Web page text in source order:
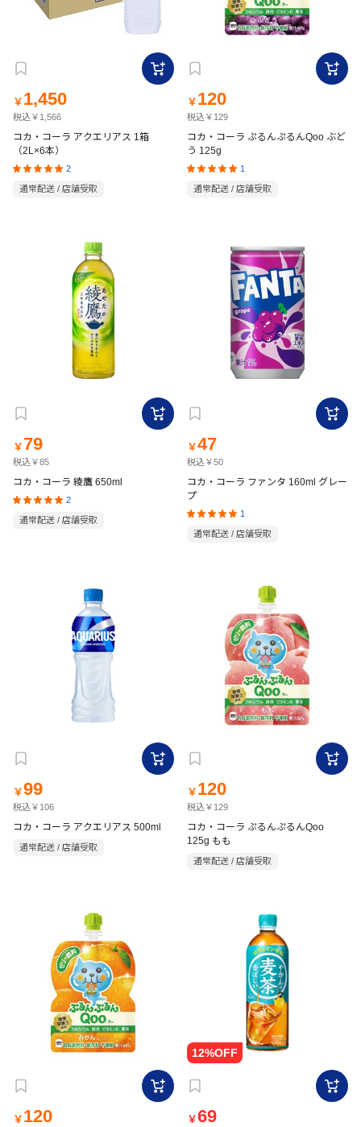
￥ 1,450
税込￥1,566
コカ・コーラ アクエリアス 1箱
（2L×6本）
2
通常配送 / 店舗受取
￥ 120
税込￥129
コカ・コーラ ぷるんぷるんQoo ぶど
う 125g
1
通常配送 / 店舗受取
￥ 79
税込￥85
コカ・コーラ 綾鷹 650ml
2
通常配送 / 店舗受取
￥47
税込￥50
コカ・コーラ ファンタ 160ml グレー
プ
1
通常配送 / 店舗受取
￥99
税込￥106
コカ・コーラ アクエリアス 500ml
通常配送 / 店舗受取
￥ 120
税込￥129
コカ・コーラ ぷるんぷるんQoo
125g もも
通常配送 / 店舗受取
￥ 120 ￥69